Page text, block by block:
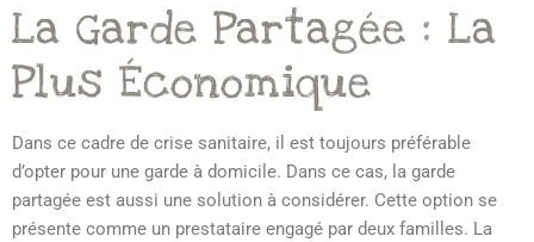
La Garde Partagée : La
Plus Économique
Dans ce cadre de crise sanitaire, il est toujours préférable
d’opter pour une garde à domicile. Dans ce cas, la garde
partagée est aussi une solution à considérer. Cette option se
présente comme un prestataire engagé par deux familles. La